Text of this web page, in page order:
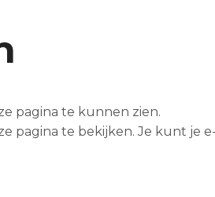
pagina te kunnen zien.
pagina te bekijken. Je kunt je